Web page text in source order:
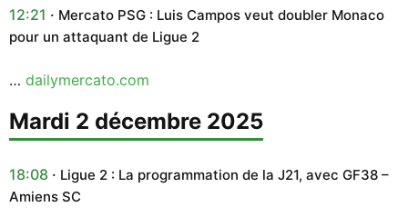
12:21
Mercato PSG : Luis Campos veut doubler Monaco
pour un attaquant de Ligue 2
… dailymercato.com
mardi 2 décembre 2025
18:08
Ligue 2 : La programmation de la J21, avec GF38 –
Amiens SC